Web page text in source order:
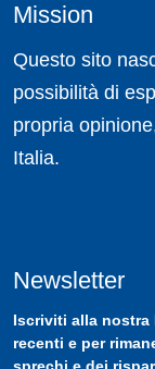
Mission
Questo sito
possibilità di
propria
Italia.
Newsletter
Iscriviti alla nostra
recenti e per